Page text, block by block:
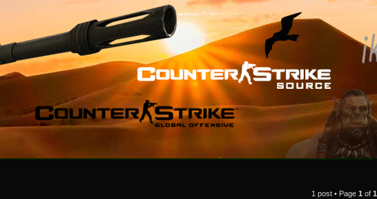
1 post • Page 1 of 1